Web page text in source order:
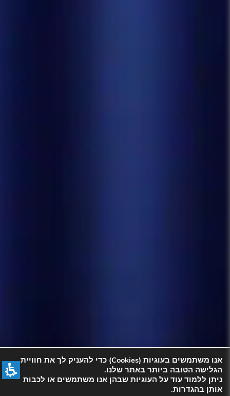
אנו משתמשים בעוגיות (Cookies) כדי להעניק לך את חוויית
הגלישה הטובה ביותר באתר שלנו.
ניתן ללמוד עוד על העוגיות שבהן אנו משתמשים או לכבות
אותן בהגדרות.